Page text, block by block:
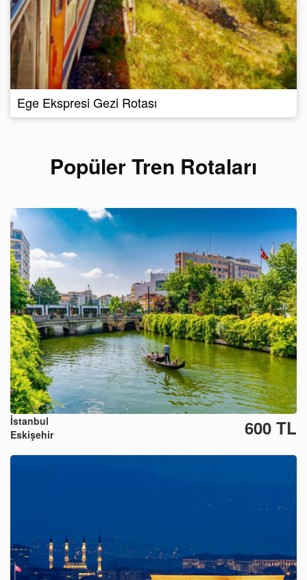
Ege Ekspresi Gezi Rotası
Popüler Tren Rotaları
İstanbul
Eskişehir
600 TL